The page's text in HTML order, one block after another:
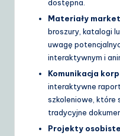
dostępna.
Materiały
broszury, katalogi
uwagę
interaktywnym i
Komunikacja
interaktywne
szkoleniowe, które
tradycyjne
Projekty osobiste